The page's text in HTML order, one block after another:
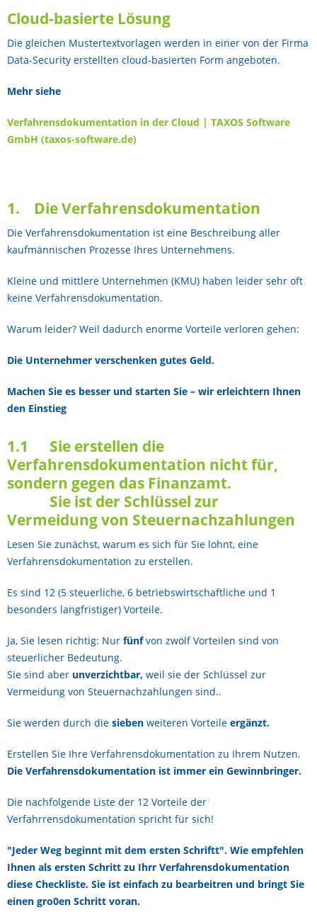
Cloud-basierte Lösung
Die gleichen Mustertextvorlagen werden in einer von der Firma
Data-Security erstellten cloud-basierten Form angeboten.
Mehr siehe
Verfahrensdokumentation in der Cloud | TAXOS Software
GmbH (taxos-software.de)
1. Die Verfahrensdokumentation
Die Verfahrensdokumentation ist eine Beschreibung aller
kaufmännischen Prozesse Ihres Unternehmens.
Kleine und mittlere Unternehmen (KMU) haben leider sehr oft
keine Verfahrensdokumentation.
Warum leider? Weil dadurch enorme Vorteile verloren gehen:
Die Unternehmer verschenken gutes Geld.
Machen Sie es besser und starten Sie – wir erleichtern Ihnen
den Einstieg
1.1 Sie erstellen die
Verfahrensdokumentation nicht für,
sondern gegen das Finanzamt.
Sie ist der Schlüssel zur
Vermeidung von Steuernachzahlungen
Lesen Sie zunächst, warum es sich für Sie lohnt, eine
Verfahrensdokumentation zu erstellen.
Es sind 12 (5 steuerliche, 6 betriebswirtschaftliche und 1
besonders langfristiger) Vorteile.
Ja, Sie lesen richtig: Nur fünfvon zwölf Vorteilen sind von
steuerlicher Bedeutung.
Sie sind aber unverzichtbar, weil sie der Schlüssel zur
Vermeidung von Steuernachzahlungen sind..
Sie werden durch die sieben weiteren Vorteile ergänzt.
Erstellen Sie Ihre Verfahrensdokumentation zu Ihrem Nutzen.
Die Verfahrensdokumentation ist immer ein Gewinnbringer.
Die nachfolgende Liste der 12 Vorteile der
Verfahrrensdokumentation spricht für sich!
"Jeder Weg beginnt mit dem ersten Schriftt". Wie empfehlen
Ihnen als ersten Schritt zu Ihrr Verfahrensdokumentation
diese Checkliste. Sie ist einfach zu bearbeitren und bringt Sie
einen gro0en Schritt voran.